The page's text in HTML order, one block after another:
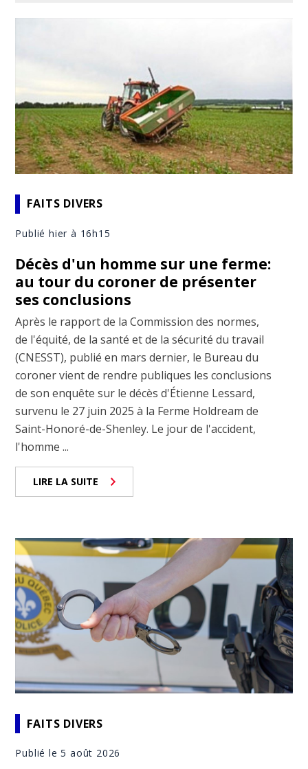
FAITS DIVERS
Publié hier à 16h15
Décès d'un homme sur une ferme:
au tour du coroner de présenter
ses conclusions
Après le rapport de la Commission des normes,
de l'équité, de la santé et de la sécurité du travail
(CNESST), publié en mars dernier, le Bureau du
coroner vient de rendre publiques les conclusions
de son enquête sur le décès d'Étienne Lessard,
survenu le 27 juin 2025 à la Ferme Holdream de
Saint-Honoré-de-Shenley. Le jour de l'accident,
l'homme ...
LIRE LA SUITE
FAITS DIVERS
Publié le 5 août 2026